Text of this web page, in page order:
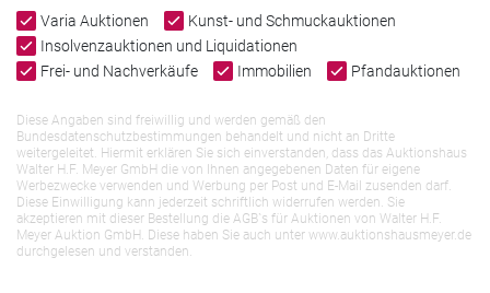
Varia Auktionen
Kunst- und Schmuckauktionen
Insolvenzauktionen und Liquidationen
Frei- und Nachverkäufe
Immobilien Pfandauktionen
Diese Angaben sind freiwillig und werden gemäß den
Bundesdatenschutzbestimmungen behandelt und nicht an Dritte
weitergeleitet. Hiermit erklären Sie sich einverstanden, dass das Auktionshaus
Walter H.F. Meyer GmbH die von Ihnen angegebenen Daten für eigene
Werbezwecke verwenden und Werbung per Post und E-Mail zusenden darf.
Diese Einwilligung kann jederzeit schriftlich widerrufen werden. Sie
akzeptieren mit dieser Bestellung die AGB`s für Auktionen von Walter H.F.
Meyer Auktion GmbH. Diese haben Sie auch unter www.auktionshausmeyer.de
durchgelesen und verstanden.